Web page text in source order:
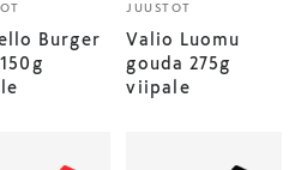
Burger
JUUSTOT
Valio Luomu
gouda 275g
viipale